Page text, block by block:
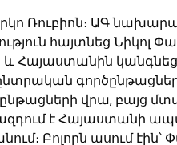
Ռուբիոն։ ԱԳ
հայտնեց Նիկոլ
վրա, բայց
ազդում է
Բոլորն ասում